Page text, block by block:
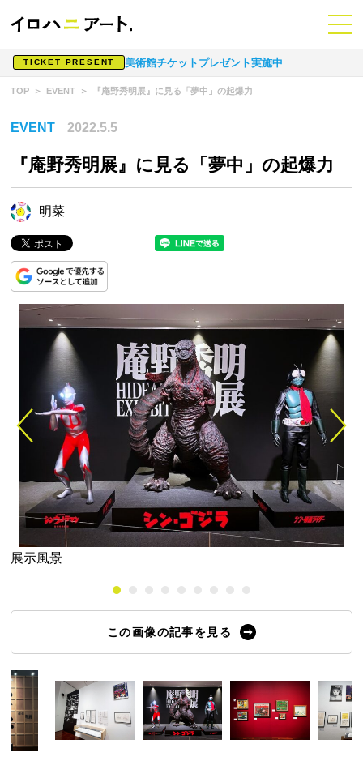
TICKET PRESENT 美術館チケットプレゼント実施中
TOP EVENT 『庵野秀明展』に見る「夢中」の起爆力
EVENT 2022.5.5
『庵野秀明展』に見る「夢中」の起爆力
明菜
展示風景
この画像の記事を見る